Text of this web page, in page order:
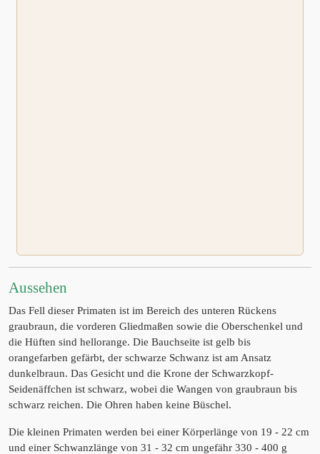
Aussehen
Das Fell dieser Primaten ist im Bereich des unteren Rückens
graubraun, die vorderen Gliedmaßen sowie die Oberschenkel und
die Hüften sind hellorange. Die Bauchseite ist gelb bis
orangefarben gefärbt, der schwarze Schwanz ist am Ansatz
dunkelbraun. Das Gesicht und die Krone der Schwarzkopf-
Seidenäffchen ist schwarz, wobei die Wangen von graubraun bis
schwarz reichen. Die Ohren haben keine Büschel.
Die kleinen Primaten werden bei einer Körperlänge von 19 - 22 cm
und einer Schwanzlänge von 31 - 32 cm ungefähr 330 - 400 g